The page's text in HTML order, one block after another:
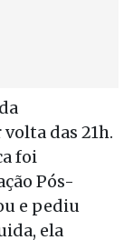
das 21h.
foi
Pós-
e pediu
ela